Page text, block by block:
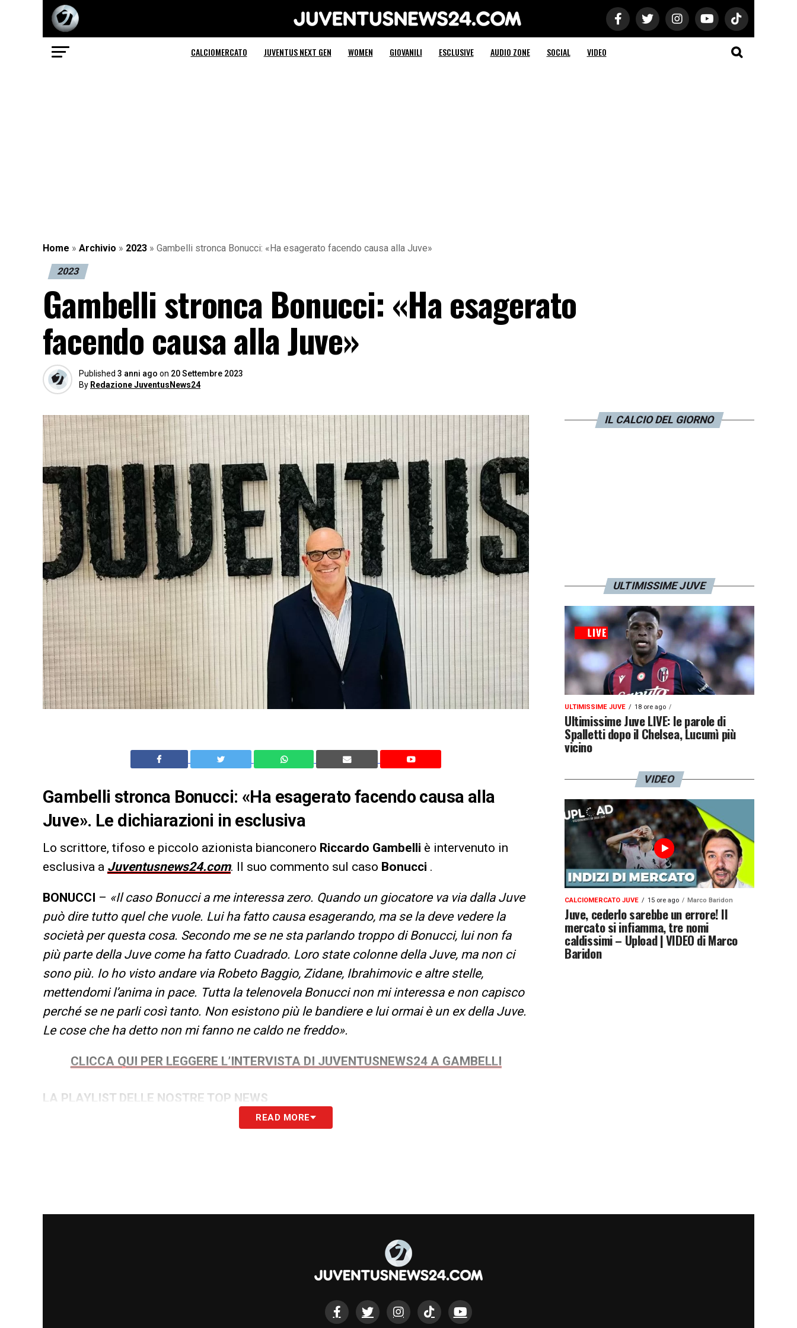
Juventus News 24
CALCIOMERCATO JUVENTUS NEXT GEN WOMEN GIOVANILI ESCLUSIVE AUDIO ZONE SOCIAL VIDEO
Home » Archivio » 2023 » Gambelli stronca Bonucci: «Ha esagerato facendo causa alla Juve»
2023
Gambelli stronca Bonucci: «Ha esagerato
facendo causa alla Juve»
Published 3 anni ago on 20 Settembre 2023
By Redazione JuventusNews24
Gambelli stronca Bonucci: «Ha esagerato facendo causa alla
Juve». Le dichiarazioni in esclusiva
Lo scrittore, tifoso e piccolo azionista bianconero Riccardo Gambelli è intervenuto in
esclusiva a Juventusnews24.com. Il suo commento sul caso Bonucci .
BONUCCI – «Il caso Bonucci a me interessa zero. Quando un giocatore va via dalla Juve
può dire tutto quel che vuole. Lui ha fatto causa esagerando, ma se la deve vedere la
società per questa cosa. Secondo me se ne sta parlando troppo di Bonucci, lui non fa
più parte della Juve come ha fatto Cuadrado. Loro state colonne della Juve, ma non ci
sono più. Io ho visto andare via Robeto Baggio, Zidane, Ibrahimovic e altre stelle,
mettendomi l’anima in pace. Tutta la telenovela Bonucci non mi interessa e non capisco
perché se ne parli così tanto. Non esistono più le bandiere e lui ormai è un ex della Juve.
Le cose che ha detto non mi fanno ne caldo ne freddo».
CLICCA QUI PER LEGGERE L’INTERVISTA DI JUVENTUSNEWS24 A GAMBELLI
LA PLAYLIST DELLE NOSTRE TOP NEWS
READ MORE
IL CALCIO DEL GIORNO
ULTIMISSIME JUVE
ULTIMISSIME JUVE 18 ore ago
Ultimissime Juve LIVE: le parole di
Spalletti dopo il Chelsea, Lucumì più
vicino
VIDEO
CALCIOMERCATO JUVE 15 ore ago Marco Baridon
Juve, cederlo sarebbe un errore! Il
mercato si infiamma, tre nomi
caldissimi – Upload | VIDEO di Marco
Baridon